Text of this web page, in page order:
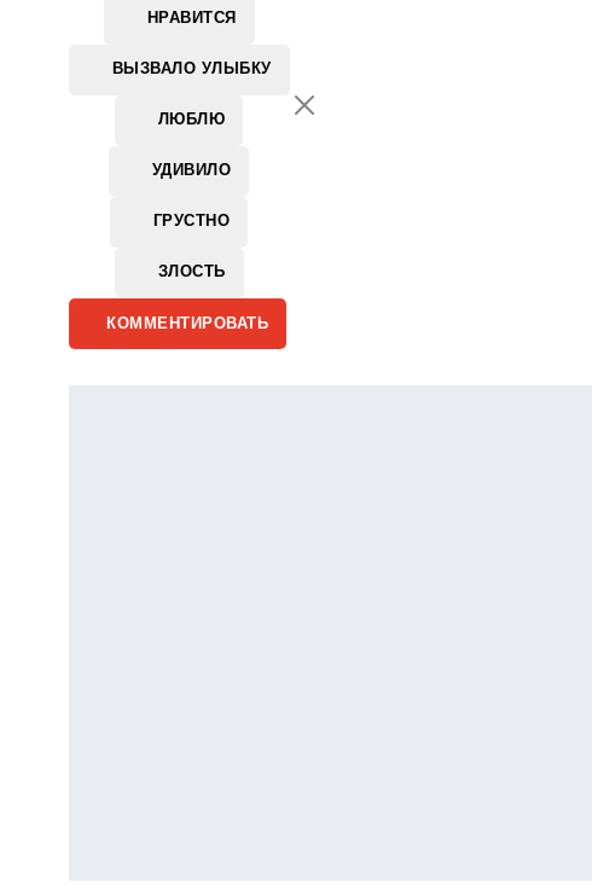
НРАВИТСЯ
ВЫЗВАЛО УЛЫБКУ
ЛЮБЛЮ
УДИВИЛО
ГРУСТНО
ЗЛОСТЬ
КОММЕНТИРОВАТЬ